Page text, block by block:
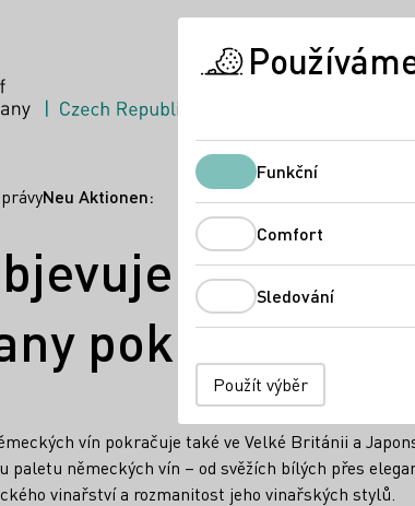
Neu Aktionen:
pokračuje
vín pokračuje také ve Velké Británii a
paletu německých vín – od svěžích bílých přes
vinařství a rozmanitost jeho vinařských stylů.
Funkční
Comfort
Sledování
Použít výběr